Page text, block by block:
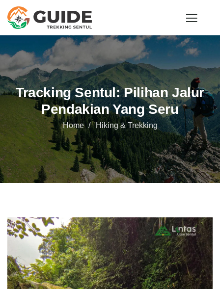
Tracking Sentul: Pilihan Jalur
Pendakian Yang Seru
Home Hiking & Trekking